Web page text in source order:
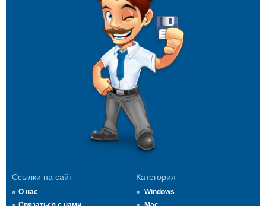
Ссылки на сайт
О нас
Категория
Windows